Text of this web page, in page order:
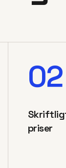
02
priser